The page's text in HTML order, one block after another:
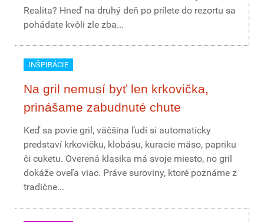
Realita? Hneď na druhý deň po prílete do rezortu sa
pohádate kvôli zle zba...
INŠPIRÁCIE
Na gril nemusí byť len krkovička,
prinášame zabudnuté chute
Keď sa povie gril, väčšina ľudí si automaticky
predstaví krkovičku, klobásu, kuracie mäso, papriku
či cuketu. Overená klasika má svoje miesto, no gril
dokáže oveľa viac. Práve suroviny, ktoré poznáme z
tradične...